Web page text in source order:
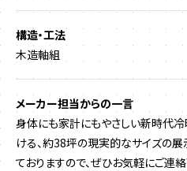
構造・工法
木造軸組
メーカー担当からの一言
身体にも家計にもやさしい新時代冷
ける、約38坪の現実的なサイズの
ておりますので、ぜひお気軽にご連絡